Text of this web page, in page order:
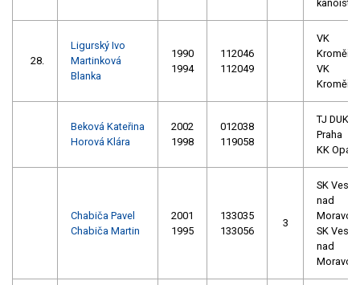
28.
Ligurský Ivo
Martinková
Blanka
1990
1994
112046
112049
VK
Kroměříž
VK
Kroměříž
Beková Kateřina
Horová Klára
2002
1998
012038
119058
TJ
Praha
KK
Chabiča Pavel
Chabiča Martin
2001
1995
133035
133056
3
SK Veselí
nad
Moravou
SK Veselí
nad
Moravou